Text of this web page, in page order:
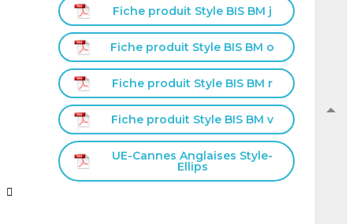

Fiche produit Style BIS BM j
Fiche produit Style BIS BM o
Fiche produit Style BIS BM r
Fiche produit Style BIS BM v
UE-Cannes Anglaises Style-
Ellips